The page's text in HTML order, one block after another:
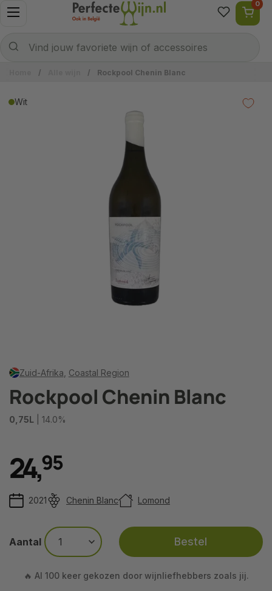
Ga naar content
Menu openen
Vind jouw favoriete wijn of accessoires
0
/ / Rockpool Chenin Blanc
Wit
Zuid-Afrika Coastal Region
Rockpool Chenin Blanc
0,75L | 14.0%
24,95
2021 Chenin Blanc Lomond
Aantal Bestel
🔥 Al 100 keer gekozen door wijnliefhebbers zoals jij.